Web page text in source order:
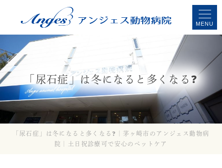
MENU
「尿石症」は冬になると多くなる❓
「尿石症」は冬になると多くなる❓｜茅ヶ崎市のアンジェス動物病
院｜土日祝診療可で安心のペットケア